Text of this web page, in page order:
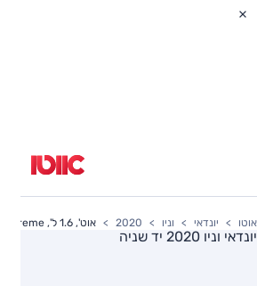
אוטו יונדאי וניו 2020 אוט', 1.6 ל', Supreme
יונדאי וניו 2020 יד שניה